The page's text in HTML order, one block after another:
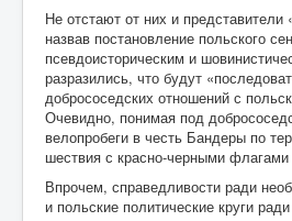
Не отстают от них и
назвав постановление польского
псевдоисторическим и
разразились, что будут
добрососедских отношений с
Очевидно, понимая под
велопробеги в честь Бандеры по
шествия с красно-черными
Впрочем, справедливости ради
и польские политические круги